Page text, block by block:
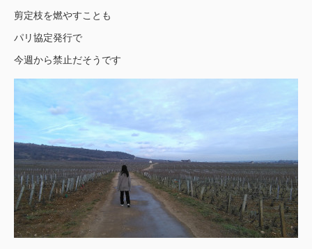
剪定枝を燃やすことも
パリ協定発行で
今週から禁止だそうです